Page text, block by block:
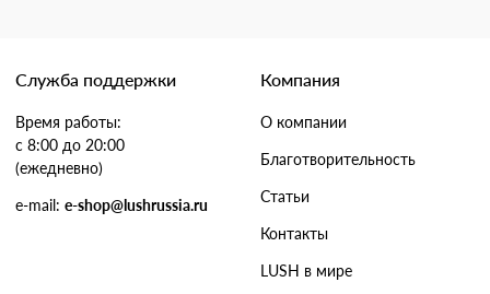
Служба поддержки
Время работы:
с 8:00 до 20:00
(ежедневно)
e-mail: e-shop@lushrussia.ru
Компания
О компании
Благотворительность
Статьи
Контакты
LUSH в мире